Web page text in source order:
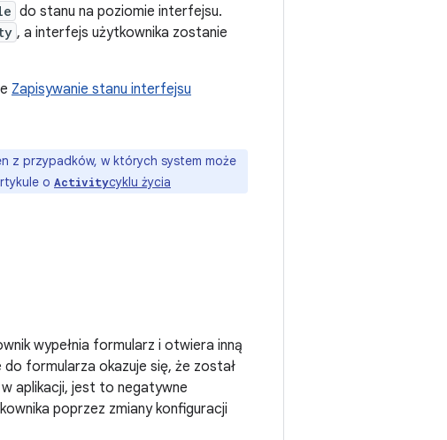
do stanu na poziomie interfejsu.
, a interfejs użytkownika zostanie
Zapisywanie stanu interfejsu
z przypadków, w których system może
o Activitycyklu życia
wypełnia formularz i otwiera inną
formularza okazuje się, że został
aplikacji, jest to negatywne
poprzez zmiany konfiguracji